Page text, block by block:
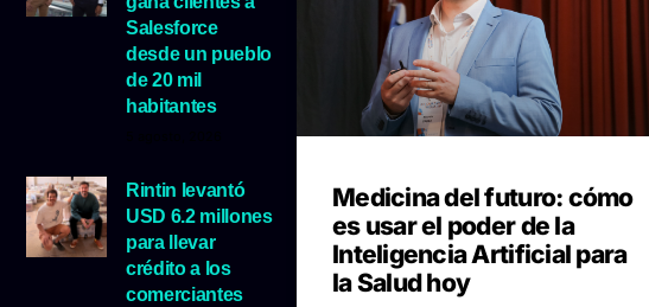
Salesforce
desde un pueblo
de 20 mil
habitantes
Rintin levantó
USD 6.2 millones
para llevar
crédito a los
comerciantes
Medicina del futuro: cómo
es usar el poder de la
Inteligencia Artificial para
la Salud hoy